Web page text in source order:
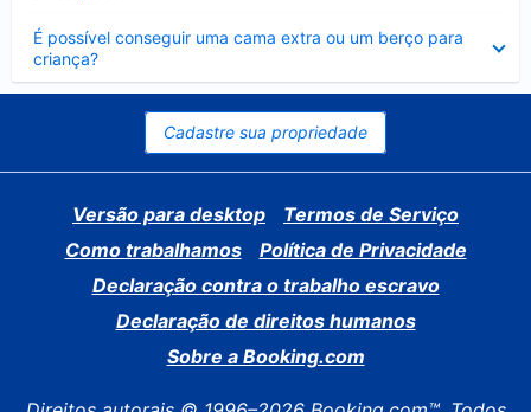
É possível conseguir uma cama extra ou um berço para
criança?
Contraído
Cadastre sua propriedade
Versão para desktop
Termos de Serviço
Como trabalhamos
Política de Privacidade
Declaração contra o trabalho escravo
Declaração de direitos humanos
Sobre a Booking.com